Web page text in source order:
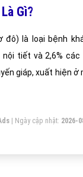
Gì?
đô) là loại bệnh
nội tiết và 2,6%
giáp, xuất hiện ở
| Ngày cập nhật: 2026-